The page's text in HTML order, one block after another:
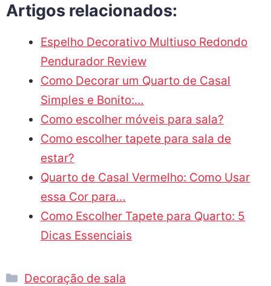
Artigos relacionados:
Espelho Decorativo Multiuso Redondo
Pendurador Review
Como Decorar um Quarto de Casal
Simples e Bonito:…
Como escolher móveis para sala?
Como escolher tapete para sala de
estar?
Quarto de Casal Vermelho: Como Usar
essa Cor para…
Como Escolher Tapete para Quarto: 5
Dicas Essenciais
Decoração de sala